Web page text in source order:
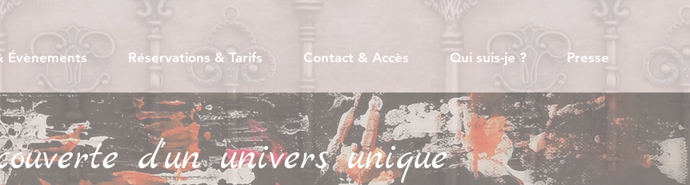
Évènements Réservations & Tarifs Contact & Accès Qui suis-je ? Presse
d'un univers unique